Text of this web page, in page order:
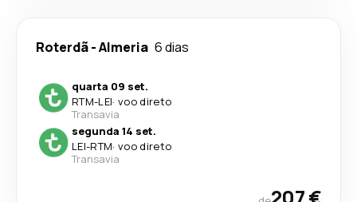
Roterdã-Almeria 6 dias
quarta 09 set.
RTM-LEI· voo direto
Transavia
segunda 14 set.
LEI-RTM· voo direto
Transavia
207 €